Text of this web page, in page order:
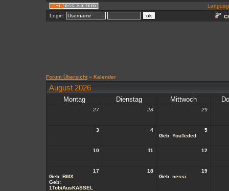
Login:
Forum Übersicht» Kalender
August 2026
Montag Dienstag Mittwoch
27 28 29
3 4
5
Geb: YouTeded
10 11 12
17
Geb: BMX
Geb:
1TobiAusKASSEL
18
19
Geb: nessi